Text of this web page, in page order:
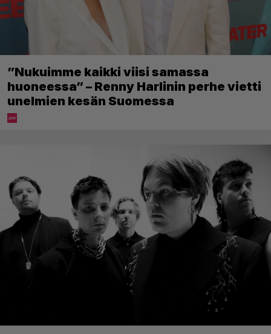
”Nukuimme kaikki viisi samassa
huoneessa” – Renny Harlinin perhe vietti
unelmien kesän Suomessa